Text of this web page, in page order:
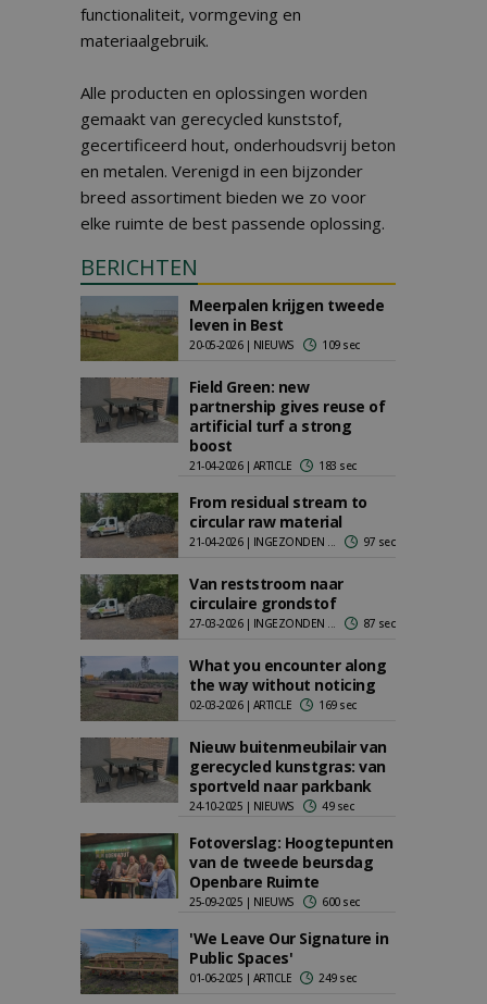
functionaliteit, vormgeving en
materiaalgebruik.
Alle producten en oplossingen worden
gemaakt van gerecycled kunststof,
gecertificeerd hout, onderhoudsvrij beton
en metalen. Verenigd in een bijzonder
breed assortiment bieden we zo voor
elke ruimte de best passende oplossing.
BERICHTEN
Meerpalen krijgen tweede
leven in Best
20-05-2026 | NIEUWS 109 sec
Field Green: new
partnership gives reuse of
artificial turf a strong
boost
21-04-2026 | ARTICLE 183 sec
From residual stream to
circular raw material
21-04-2026 | INGEZONDEN ... 97 sec
Van reststroom naar
circulaire grondstof
27-03-2026 | INGEZONDEN ... 87 sec
What you encounter along
the way without noticing
02-03-2026 | ARTICLE 169 sec
Nieuw buitenmeubilair van
gerecycled kunstgras: van
sportveld naar parkbank
24-10-2025 | NIEUWS 49 sec
Fotoverslag: Hoogtepunten
van de tweede beursdag
Openbare Ruimte
25-09-2025 | NIEUWS 600 sec
'We Leave Our Signature in
Public Spaces'
01-06-2025 | ARTICLE 249 sec